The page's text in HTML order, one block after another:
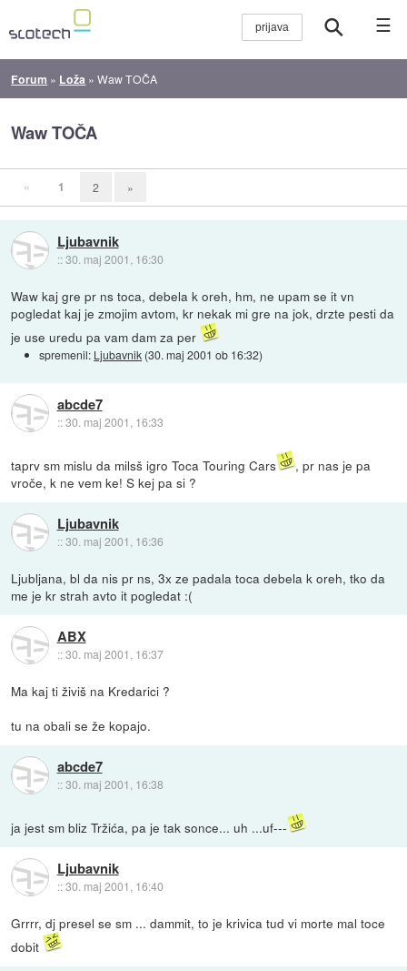
☰
Forum » Loža »Waw TOČA
Waw TOČA
« 1 2 »
Ljubavnik
::30. maj 2001, 16:30
Waw kaj gre pr ns toca, debela k oreh, hm, ne upam se it vn
pogledat kaj je zmojim avtom, kr nekak mi gre na jok, drzte pesti da
je use uredu pa vam dam za per
spremenil: Ljubavnik (30. maj 2001 ob 16:32)
abcde7
::30. maj 2001, 16:33
taprv sm mislu da milsš igro Toca Touring Cars
, pr nas je pa
vroče, k ne vem ke! S kej pa si ?
Ljubavnik
::30. maj 2001, 16:36
Ljubljana, bl da nis pr ns, 3x ze padala toca debela k oreh, tko da
me je kr strah avto it pogledat :(
ABX
::30. maj 2001, 16:37
Ma kaj ti živiš na Kredarici ?
tu na obali se že kopajo.
abcde7
::30. maj 2001, 16:38
ja jest sm bliz Tržića, pa je tak sonce... uh ...uf---
Ljubavnik
::30. maj 2001, 16:40
Grrrr, dj presel se sm ... dammit, to je krivica tud vi morte mal toce
dobit